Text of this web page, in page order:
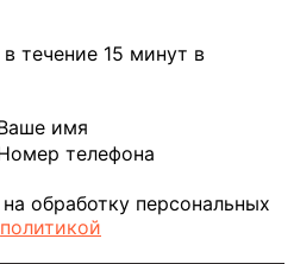
течение 15 минут в
имя
телефона
обработку персональных
политикой